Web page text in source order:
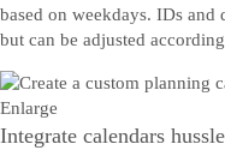
based on weekdays. IDs and
but can be adjusted
Enlarge
Integrate calendars